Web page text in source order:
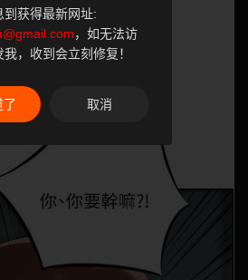
到获得最新网址:
，如无法访
，收到会立刻修复！
了 取消